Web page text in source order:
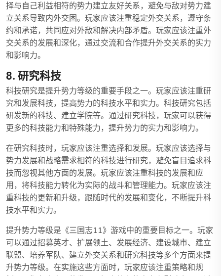
择与自己利益相符的势力建立友好关系，避免与敌对势力建
立关系导致内外交困。玩家应该注重稳定外交关系，遵守条
约和承诺，共同应对外敌和解决内部矛盾。玩家应该注重外
交关系的发展和深化，通过交流和合作提升外交关系的实力
和影响力。
8. 研究科技
科技研究是提升势力等级的重要手段之一。玩家应该注重研
究和发展科技，提高势力的科技水平和实力。科技研究包括
研发新的科技、建立学院等。通过研究科技，玩家可以获得
更多的科技能力和特殊能力，提升势力的实力和影响力。
在研究科技时，玩家应该注重选择和发展。玩家应该选择与
势力发展和战略需求相符的科技进行研究，避免盲目追求科
技而忽视其他方面的发展。玩家应该注重科技的发展和应
用，将科技能力转化为实际的战斗和管理能力。玩家应该注
重科技的更新和升级，跟随时代的发展和变化，不断提升科
技水平和实力。
提升势力等级是《三国志11》游戏中的重要目标之一。玩家
可以通过招募英才、扩展领土、发展经济、建设城市、建立
联盟、培养军队、建立外交关系和研究科技等多个方面来提
升势力等级。在实施这些方面时，玩家应该注重策略和规